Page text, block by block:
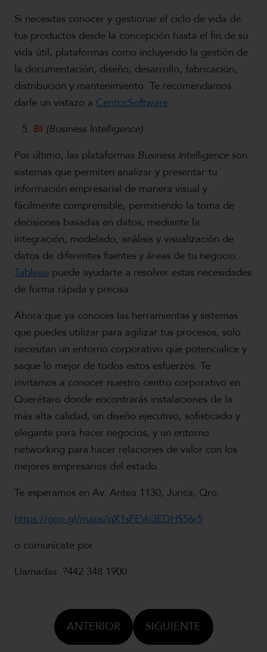
Si necesitas conocer y gestionar el ciclo de vida de
tus productos desde la concepción hasta el fin de su
vida útil, plataformas como incluyendo la gestión de
la documentación, diseño, desarrollo, fabricación,
distribución y mantenimiento. Te recomendamos
darle un vistazo a CentricSoftware
BI (Business Intelligence)
Por último, las plataformas Business Intelligence son
sistemas que permiten analizar y presentar tu
información empresarial de manera visual y
fácilmente comprensible, permitiendo la toma de
decisiones basadas en datos, mediante la
integración, modelado, análisis y visualización de
datos de diferentes fuentes y áreas de tu negocio.
Tableau puede ayudarte a resolver estas necesidades
de forma rápida y precisa.
Ahora que ya conoces las herramientas y sistemas
que puedes utilizar para agilizar tus procesos, solo
necesitan un entorno corporativo que potencialice y
saque lo mejor de todos estos esfuerzos. Te
invitamos a conocer nuestro centro corporativo en
Querétaro donde encontrarás instalaciones de la
más alta calidad, un diseño ejecutivo, sofisticado y
elegante para hacer negocios, y un entorno
networking para hacer relaciones de valor con los
mejores empresarios del estado.
Te esperamos en Av. Antea 1130, Jurica, Qro.
https://goo.gl/maps/qX1sFEVu3EDHS56r5
o comunícate por
Llamadas: ?442 348 1900
ANTERIOR SIGUIENTE